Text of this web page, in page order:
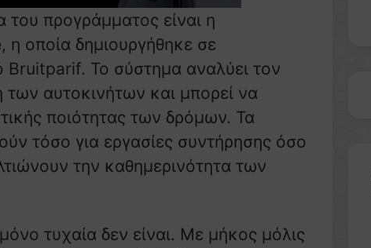
του προγράμματος είναι η
οποία δημιουργήθηκε σε
Bruitparif. Το σύστημα αναλύει τον
αυτοκινήτων και μπορεί να
ποιότητας των δρόμων. Τα
τόσο για εργασίες συντήρησης όσο
την καθημερινότητα των
τυχαία δεν είναι. Με μήκος μόλις